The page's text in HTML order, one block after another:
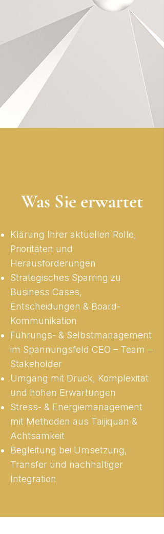
Was Sie erwartet
Klärung Ihrer aktuellen Rolle,
Prioritäten und
Herausforderungen
Strategisches Sparring zu
Business Cases,
Entscheidungen & Board-
Kommunikation
Führungs- & Selbstmanagement
im Spannungsfeld CEO – Team –
Stakeholder
Umgang mit Druck, Komplexität
und hohen Erwartungen
Stress- & Energiemanagement
mit Methoden aus Taijiquan &
Achtsamkeit
Begleitung bei Umsetzung,
Transfer und nachhaltiger
Integration